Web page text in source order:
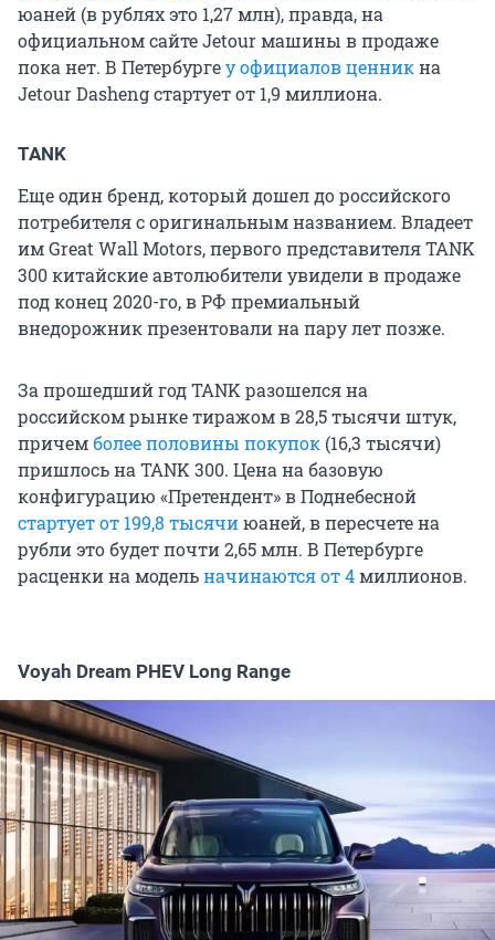
юаней (в рублях это 1,27 млн), правда, на
официальном сайте Jetour машины в продаже
пока нет. В Петербургеу официалов ценникна
Jetour Dasheng стартует от 1,9 миллиона.
TANK
Еще один бренд, который дошел до российского
потребителя с оригинальным названием. Владеет
им Great Wall Motors, первого представителя TANK
300 китайские автолюбители увидели в продаже
под конец 2020-го, в РФ премиальный
внедорожник презентовали на пару лет позже.
За прошедший год TANK разошелся на
российском рынке тиражом в 28,5 тысячи штук,
причемболее половины покупок (16,3 тысячи)
пришлось на TANK 300. Цена на базовую
конфигурацию «Претендент» в Поднебесной
стартует от 199,8 тысячиюаней, в пересчете на
рубли это будет почти 2,65 млн. В Петербурге
расценки на модельначинаются от 4миллионов.
Voyah Dream PHEV Long Range